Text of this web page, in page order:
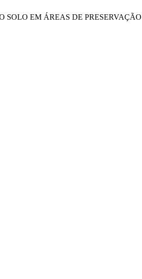
EM ÁREAS DE